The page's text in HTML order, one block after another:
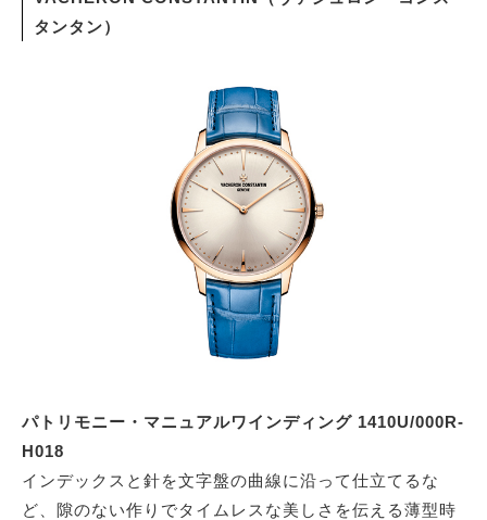
タンタン）
パトリモニー・マニュアルワインディング 1410U/000R-
H018
インデックスと針を文字盤の曲線に沿って仕立てるな
ど、隙のない作りでタイムレスな美しさを伝える薄型時